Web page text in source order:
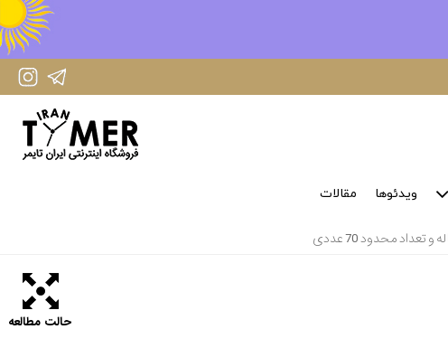
IranTimer Instagram Page
ویدئوها مقالات
حالت مطالعه